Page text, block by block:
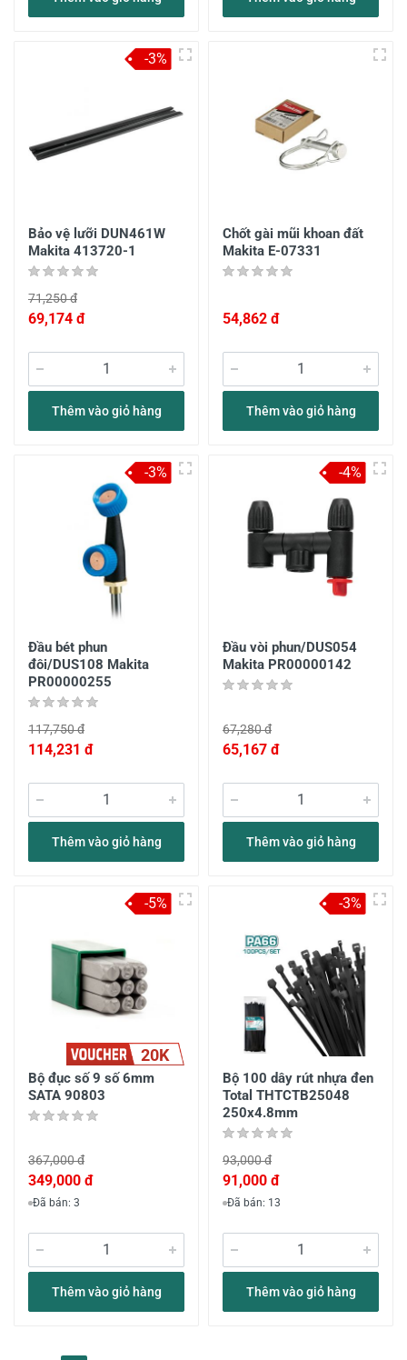
Bảo vệ lưỡi DUN461W
Makita 413720-1
71,250 đ
69,174 đ
Thêm vào giỏ hàng
-3%
Chốt gài mũi khoan đất
Makita E-07331
54,862 đ
Thêm vào giỏ hàng
Đầu bét phun
đôi/DUS108 Makita
PR00000255
117,750 đ
114,231 đ
Thêm vào giỏ hàng
-3%
Đầu vòi phun/DUS054
Makita PR00000142
67,280 đ
65,167 đ
Thêm vào giỏ hàng
-4%
20K
Bộ đục số 9 số 6mm
SATA 90803
367,000 đ
349,000 đ
Đã bán: 3
Thêm vào giỏ hàng
-5%
Bộ 100 dây rút nhựa đen
Total THTCTB25048
250x4.8mm
93,000 đ
91,000 đ
Đã bán: 13
Thêm vào giỏ hàng
-3%